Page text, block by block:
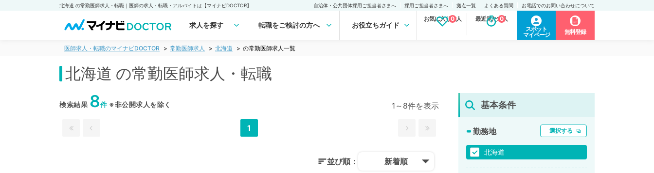
北海道 の常勤医師求人・転職｜医師の求人・転職・アルバイトは【マイナビDOCTOR】 自治体・公共団体採用ご担当者さまへ 採用ご担当者さまへ 拠点一覧 よくある質問 お電話でのお問い合わせについて
求人を探す 転職をご検討の方へ お役立ちガイド
お気に入り求人
0 最近見た求人
0
スポット
マイページ
無料登録
医師求人・転職のマイナビDOCTOR 常勤医師求人 北海道 の常勤医師求人一覧
北海道 の常勤医師求人・転職
検索結果 8件※非公開求人を除く 1～8件を表示
1
並び順： 新着順
基本条件
勤務地 選択する
北海道